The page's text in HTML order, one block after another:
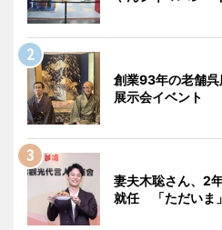
創業93年の老舗
展示会イベント
妻夫木聡さん、2
就任 「ただいま」